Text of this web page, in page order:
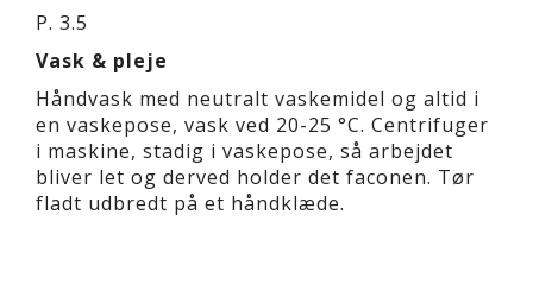
P. 3.5
Vask & pleje
Håndvask med neutralt vaskemidel og altid i
en vaskepose, vask ved 20-25 °C. Centrifuger
i maskine, stadig i vaskepose, så arbejdet
bliver let og derved holder det faconen. Tør
fladt udbredt på et håndklæde.